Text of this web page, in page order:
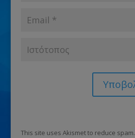
This site uses Akismet to reduce spam.